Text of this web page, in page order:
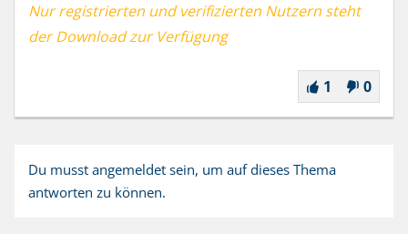
Nur registrierten und verifizierten Nutzern steht
der Download zur Verfügung
1 0
Du musst angemeldet sein, um auf dieses Thema
antworten zu können.